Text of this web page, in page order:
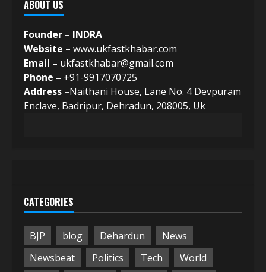
ABOUT US
Founder – INDRA
Website – www.ukfastkhabar.com
Email – ukfastkhabar@gmail.com
Phone – +91-9917070725
Address –Naithani House, Lane No. 4 Devpuram
Enclave, Badripur, Dehradun, 208005, Uk
CATEGORIES
BJP blog Dehardun
News
Newsbeat
Politics Tech
World